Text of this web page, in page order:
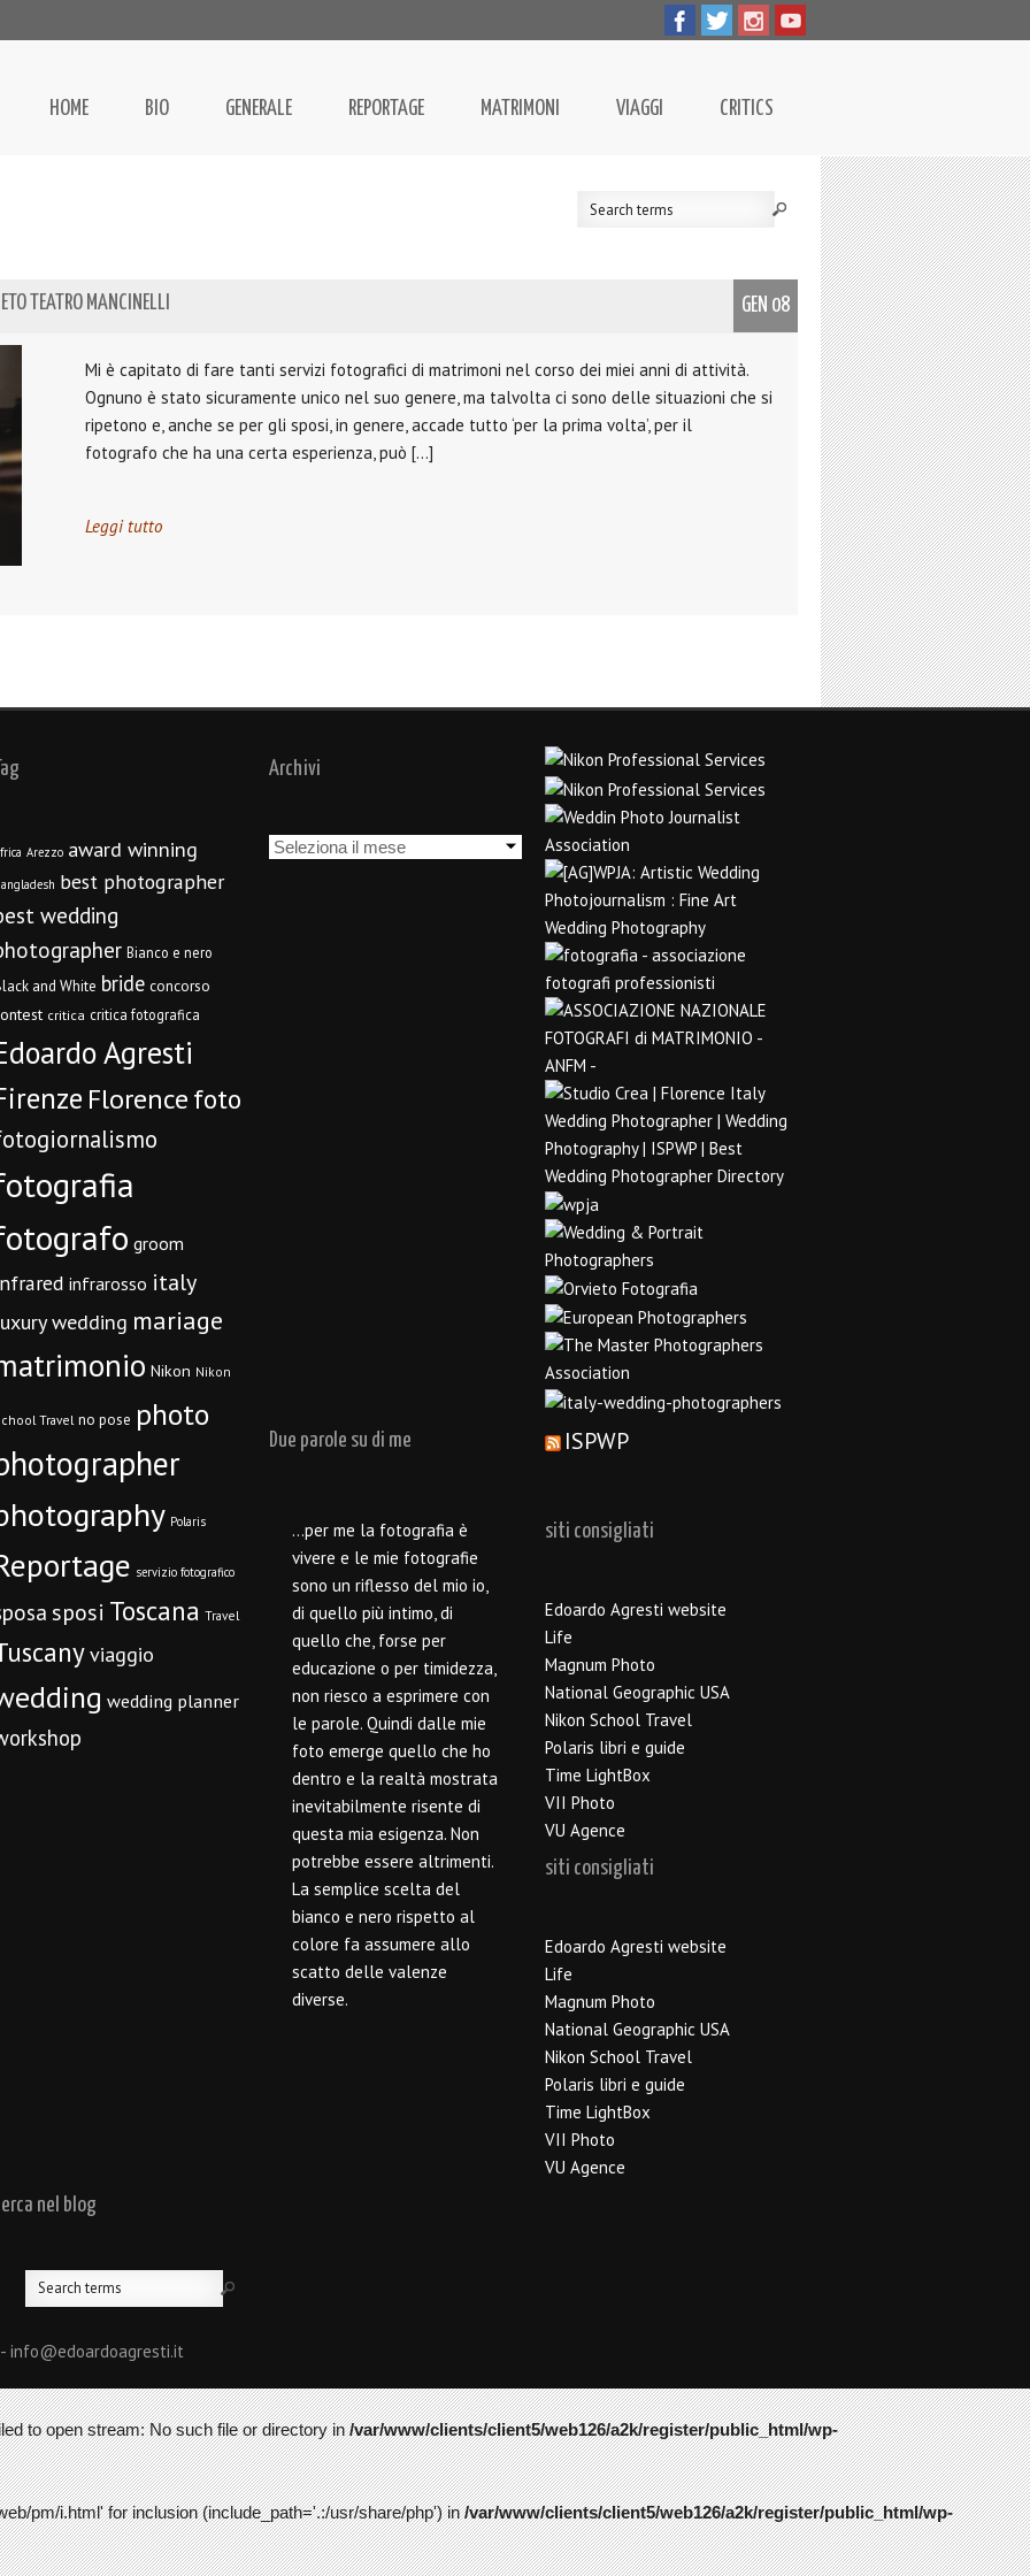
HOME BIO GENERALE REPORTAGE MATRIMONI VIAGGI CRITICS
TEATRO MANCINELLI GEN 08
Mi è capitato di fare tanti servizi fotografici di matrimoni nel corso dei miei anni di attività.
Ognuno è stato sicuramente unico nel suo genere, ma talvolta ci sono delle situazioni che si
ripetono e, anche se per gli sposi, in genere, accade tutto ‘per la prima volta’, per il
fotografo che ha una certa esperienza, può […]
Leggi tutto
Arezzo award winning
best photographer
wedding
Bianco e nero
and White bride concorso
critica critica fotografica
Agresti
Florencefoto
groom
infrarosso italy
wedding mariage
Nikon Nikon
Travel no pose photo
Polaris
servizio fotografico
sposi Toscana Travel
viaggio
wedding planner
Archivi
Archivi
Due parole su di me
…per me la fotografia è
vivere e le mie fotografie
sono un riflesso del mio io,
di quello più intimo, di
quello che, forse per
educazione o per timidezza,
non riesco a esprimere con
le parole. Quindi dalle mie
foto emerge quello che ho
dentro e la realtà mostrata
inevitabilmente risente di
questa mia esigenza. Non
potrebbe essere altrimenti.
La semplice scelta del
bianco e nero rispetto al
colore fa assumere allo
scatto delle valenze
diverse.
ISPWP
siti consigliati
Edoardo Agresti website
Life
Magnum Photo
National Geographic USA
Nikon School Travel
Polaris libri e guide
Time LightBox
VII Photo
VU Agence
siti consigliati
Edoardo Agresti website
Life
Magnum Photo
National Geographic USA
Nikon School Travel
Polaris libri e guide
Time LightBox
VII Photo
VU Agence
nel blog
info@edoardoagresti.it
to open stream: No such file or directory in/var/www/clients/client5/web126/a2k/register/public_html/wp-
pm/i.html' for inclusion (include_path='.:/usr/share/php') in/var/www/clients/client5/web126/a2k/register/public_html/wp-